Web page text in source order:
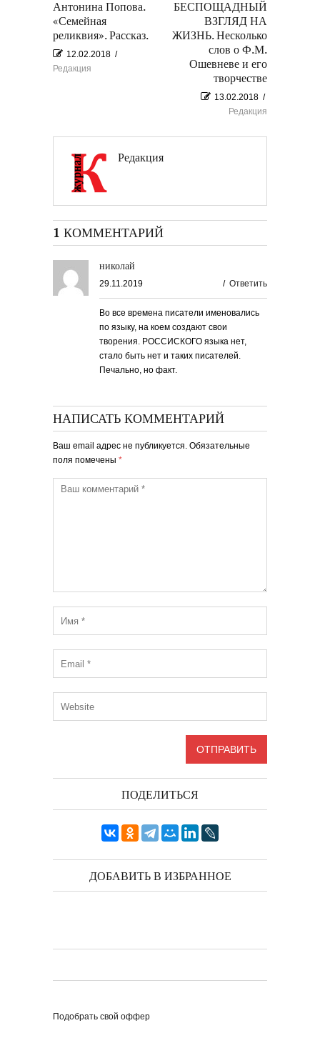
Антонина Попова.
«Семейная
реликвия». Рассказ.
12.02.2018 /
Редакция
БЕСПОЩАДНЫЙ
ВЗГЛЯД НА
ЖИЗНЬ. Несколько
слов о Ф.М.
Ошевневе и его
творчестве
13.02.2018 /
Редакция
Редакция
1 КОММЕНТАРИЙ
николай
29.11.2019 / Ответить
Во все времена писатели именовались
по языку, на коем создают свои
творения. РОССИСКОГО языка нет,
стало быть нет и таких писателей.
Печально, но факт.
НАПИСАТЬ КОММЕНТАРИЙ
Ваш email адрес не публикуется. Обязательные
поля помечены *
ПОДЕЛИТЬСЯ
ДОБАВИТЬ В ИЗБРАННОЕ
Подобрать свой оффер